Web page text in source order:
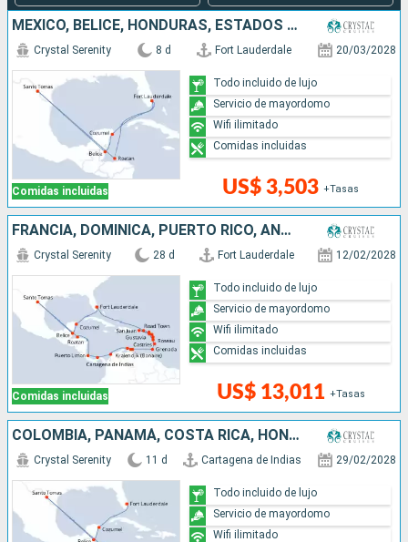
MÉXICO, BELICE, HONDURAS, ESTADOS UNIDOS
Comidas incluidas
Crystal Serenity 8 d Fort Lauderdale 20/03/2028
US$ 3,503 +Tasas
Todo incluido de lujo
Servicio de mayordomo
Wifi ilimitado
Comidas incluidas
FRANCIA, DOMINICA, PUERTO RICO, ANTIGUA Y BARBUDA, SANTA LUCIA, GRENADA, ARUBA, COLOMBIA, PANAMÁ, COSTA RICA, HONDURAS, BELICE, MÉXICO, ESTADOS UNIDOS
Comidas incluidas
Crystal Serenity 28 d Fort Lauderdale 12/02/2028
US$ 13,011 +Tasas
Todo incluido de lujo
Servicio de mayordomo
Wifi ilimitado
Comidas incluidas
COLOMBIA, PANAMÁ, COSTA RICA, HONDURAS, BELICE, MÉXICO, ESTADOS UNIDOS
Crystal Serenity 11 d Cartagena de Indias 29/02/2028
Todo incluido de lujo
Servicio de mayordomo
Wifi ilimitado